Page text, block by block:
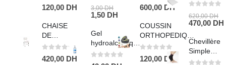
0sur 5
120,00 DH
CHAISE
DE
DOUCHE
0sur 5
420,00 DH
3,00DH
1,50 DH
Gel
hydroalcoolique
1L
0 sur 5
0 sur 5
600,00 DH
COUSSIN
ORTHOPEDIQUE
POUR GENOU
0sur 5
120,00 DH
620,00DH
470,00 DH
Chevillère
Simple
avec